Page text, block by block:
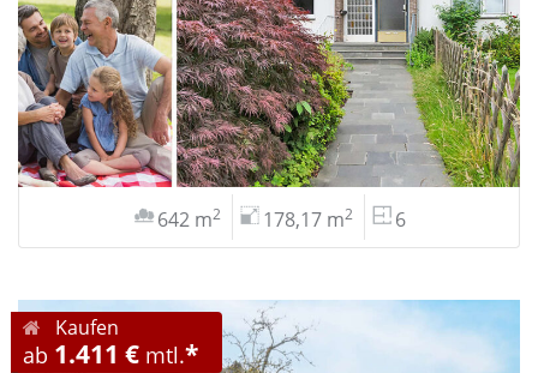
642 m2 178,17 m2 6
Kaufen
ab 1.411 € mtl.*